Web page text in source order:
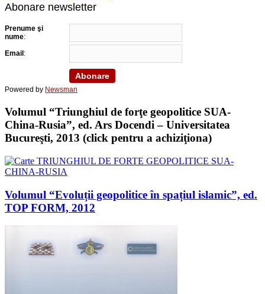
Abonare newsletter
Prenume şi
nume:
Email:
Powered by Newsman
Volumul “Triunghiul de forţe geopolitice SUA-
China-Rusia”, ed. Ars Docendi – Universitatea
Bucureşti, 2013 (click pentru a achiziţiona)
Volumul “Evoluții geopolitice în spațiul islamic”, ed.
TOP FORM, 2012